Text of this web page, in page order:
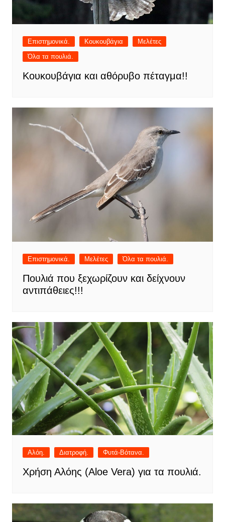
Επιστημονικά. Κουκουβάγια
Μελέτες
Όλα τα πουλιά.
Κουκουβάγια και αθόρυβο πέταγμα!!
Επιστημονικά. Μελέτες Όλα τα πουλιά.
Πουλιά που ξεχωρίζουν και δείχνουν
αντιπάθειες!!!
Αλόη. Διατροφή. Φυτά-Βότανα.
Χρήση Αλόης (Aloe Vera) για τα πουλιά.